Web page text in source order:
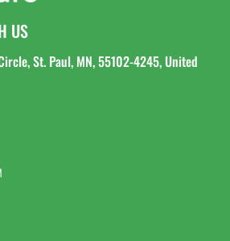
US
St. Paul, MN, 55102-4245, United